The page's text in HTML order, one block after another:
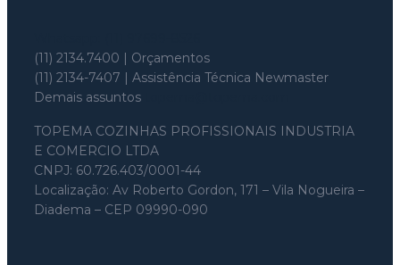
(11) 2134.7400 | Orçamentos
(11) 2134-7407 | Assistência Técnica Newmaster
Demais assuntos
TOPEMA COZINHAS PROFISSIONAIS INDUSTRIA
E COMERCIO LTDA
CNPJ: 60.726.403/0001-44
Localização: Av Roberto Gordon, 171 – Vila Nogueira –
Diadema – CEP 09990-090